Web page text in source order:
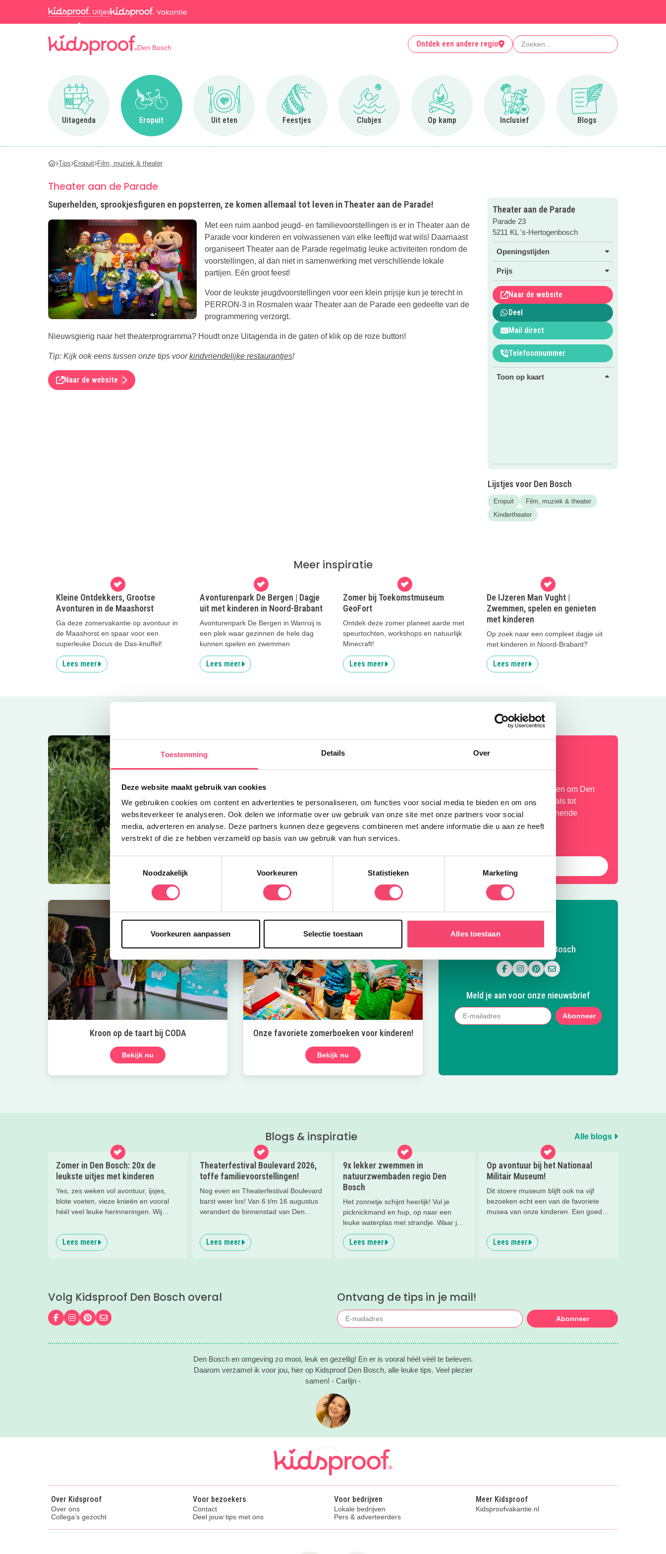
Toestemming Details Over
Deze website maakt gebruik van cookies
We gebruiken cookies om content en advertenties te personaliseren, om functies voor social media te bieden en om ons
websiteverkeer te analyseren. Ook delen we informatie over uw gebruik van onze site met onze partners voor social
media, adverteren en analyse. Deze partners kunnen deze gegevens combineren met andere informatie die u aan ze heeft
verstrekt of die ze hebben verzameld op basis van uw gebruik van hun services.
Toestemmingsselectie
Noodzakelijk
Voorkeuren Statistieken Marketing
Voorkeuren aanpassen Selectie toestaan Alles toestaan
Den Bosch Ontdek een andere regio Zoeken
Uitagenda
Ga naar Uitagenda
Eropuit
Ga naar Eropuit
Uit eten
Ga naar Uit eten
Feestjes
Ga naar Feestjes
Clubjes
Ga naar Clubjes
Op kamp
Ga naar Op kamp
Inclusief
Ga naar Inclusief
Blogs
Ga naar Blogs
Tips Eropuit Film, muziek & theater
Theater aan de Parade
Superhelden, sprookjesfiguren en popsterren, ze komen allemaal tot leven in Theater aan de Parade!
Met een ruim aanbod jeugd- en familievoorstellingen is er in Theater aan de
Parade voor kinderen en volwassenen van elke leeftijd wat wils! Daarnaast
organiseert Theater aan de Parade regelmatig leuke activiteiten rondom de
voorstellingen, al dan niet in samenwerking met verschillende lokale
partijen. Eén groot feest!
Voor de leukste jeugdvoorstellingen voor een klein prijsje kun je terecht in
PERRON-3 in Rosmalen waar Theater aan de Parade een gedeelte van de
programmering verzorgt.
Nieuwsgierig naar het theaterprogramma? Houdt onze Uitagenda in de gaten of klik op de roze button!
Tip: Kijk ook eens tussen onze tips voorkindvriendelijke restaurantjes!
Naar de website
Theater aan de Parade
Parade 23
5211 KL 's-Hertogenbosch
Openingstijden
Prijs
Naar de website
Deel
Mail direct
Telefoonnummer
Toon op kaart
Lijstjes voor Den Bosch
Eropuit
Film, muziek & theater
Kindertheater
Meer inspiratie
Kleine Ontdekkers, Grootse
Avonturen in de Maashorst
Ga deze zomervakantie op avontuur in
de Maashorst en spaar voor een
superleuke Docus de Das-knuffel!
Lees meer
Avonturenpark De Bergen | Dagje
uit met kinderen in Noord-Brabant
Avonturenpark De Bergen in Wanroij is
een plek waar gezinnen de hele dag
kunnen spelen en zwemmen
Lees meer
Zomer bij Toekomstmuseum
GeoFort
Ontdek deze zomer planeet aarde met
speurtochten, workshops en natuurlijk
Minecraft!
Lees meer
De IJzeren Man Vught |
Zwemmen, spelen en genieten
met kinderen
Op zoek naar een compleet dagje uit
met kinderen in Noord-Brabant?
Lees meer
ZOMERVAKANTIE!
Ontdek de leukste gezinsuitjes in en om Den
Bosch: van kindvriendelijke festivals tot
verkoelende speeltuinen en spannende
wandelroutes!
Kroon op de taart bij CODA
Bekijk nu
Onze favoriete zomerboeken voor kinderen!
Bekijk nu
Volg Kidsproof Den Bosch
Volg ons op Facebook
Volg ons op Instagram
Volg ons op Pinterest
Mail ons
Meld je aan voor onze nieuwsbrief
Abonneer
Blogs & inspiratie Alle blogs
Zomer in Den Bosch: 20x de
leukste uitjes met kinderen
Yes, zes weken vol avontuur, ijsjes,
blote voeten, vieze knieën en vooral
héél veel leuke herinneringen. Wij
zomertips, een gratis bucketlist én zelfs
een exclusieve Kidsproof-deal voor je
verzameld.
Lees meer
Theaterfestival Boulevard 2026,
toffe familievoorstellingen!
Nog even en Theaterfestival Boulevard
barst weer los! Van 6 t/m 16 augustus
verandert de binnenstad van Den
jeugdvoorstellingen, creatieve
workshops, straattheater en het
gezellige familieplein IK MAAK MEE.
de festivaldag die het beste bij jullie
Lees meer
9x lekker zwemmen in
natuurzwembaden regio Den
Bosch
Het zonnetje schijnt heerlijk! Vul je
picknickmand en hup, op naar een
leuke waterplas met strandje. Waar je
lekker kunt spelen en zwemmen met
het hele gezin. In het water, op het
Lees meer
Op avontuur bij het Nationaal
Militair Museum!
Dit stoere museum blijft ook na vijf
bezoeken echt een van de favoriete
musea van onze kinderen. Een goede
ze zo leuk vinden aan het NMM. ‘De
mega coole vliegtuigen overal’, ‘de
stormbaan buiten’, ‘de Xplore’ en het
Lees meer
Volg Kidsproof Den Bosch overal
Volg ons op Facebook
Volg ons op Instagram
Volg ons op Pinterest
Mail ons
Ontvang de tips in je mail!
Abonneer
Den Bosch en omgeving zo mooi, leuk en gezellig! En er is vooral héél véél te beleven.
Daarom verzamel ik voor jou, hier op Kidsproof Den Bosch, alle leuke tips. Veel plezier
samen! - Carlijn -
Over Kidsproof
Over ons
Collega's gezocht
Voor bezoekers
Contact
Deel jouw tips met ons
Voor bedrijven
Lokale bedrijven
Pers & adverteerders
Meer Kidsproof
Kidsproofvakantie.nl